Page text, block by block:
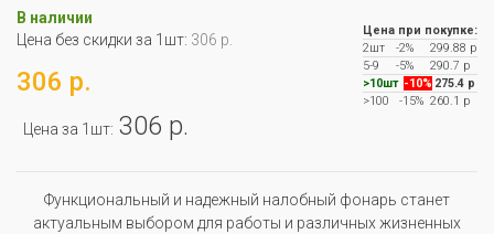
В наличии
Цена без скидки за 1шт: 306 р.
306 р.
Цена за 1шт: 306 р.
Цена при покупке:
2шт
-2%
299.88 р
5-9
-5%
290.7 р
>10шт -10% 275.4 р
>100
-15% 260.1 р
Функциональный и надежный налобный фонарь станет
актуальным выбором для работы и различных жизненных